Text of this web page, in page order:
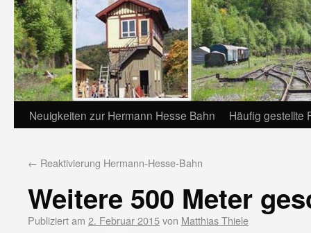
Neuigkeiten zur Hermann Hesse Bahn Häufig gestellte
← Reaktivierung Hermann-Hesse-Bahn
Weitere 500 Meter
Publiziert am 2. Februar 2015von Matthias Thiele